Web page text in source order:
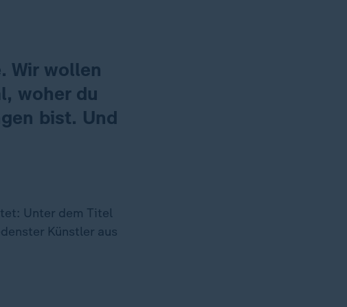
Wir wollen
woher du
bist. Und
Unter dem Titel
Künstler aus